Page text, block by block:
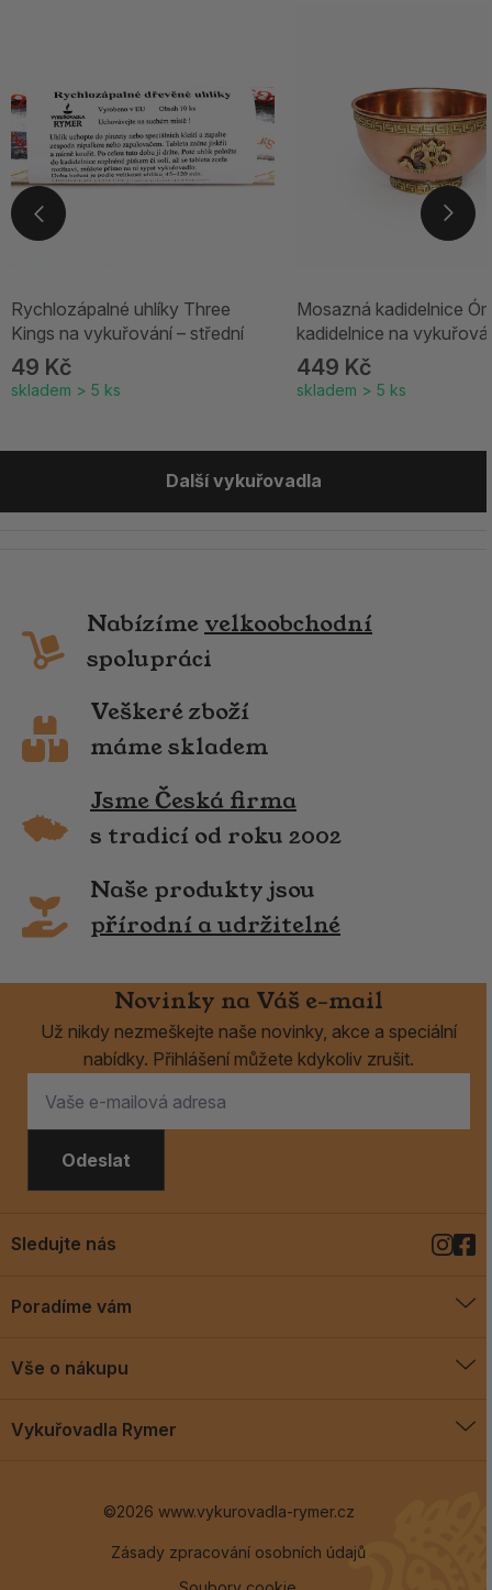
Rychlozápalné uhlíky Three
Kings na vykuřování – střední
49 Kč
skladem > 5 ks
Mosazná kadidelnice
kadidelnice na
449 Kč
skladem > 5 ks
Další vykuřovadla
Nabízíme velkoobchodní
spolupráci
Veškeré zboží
máme skladem
Jsme Česká firma
s tradicí od roku 2002
Naše produkty jsou
přírodní a udržitelné
Novinky na Váš e-mail
Už nikdy nezmeškejte naše novinky, akce a speciální
nabídky. Přihlášení můžete kdykoliv zrušit.
Odeslat
Poradíme vám
Blog
Vše o nákupu
Vykuřovadla Rymer
Sledujte nás
©2026 www.vykurovadla-rymer.cz
Zásady zpracování osobních údajů